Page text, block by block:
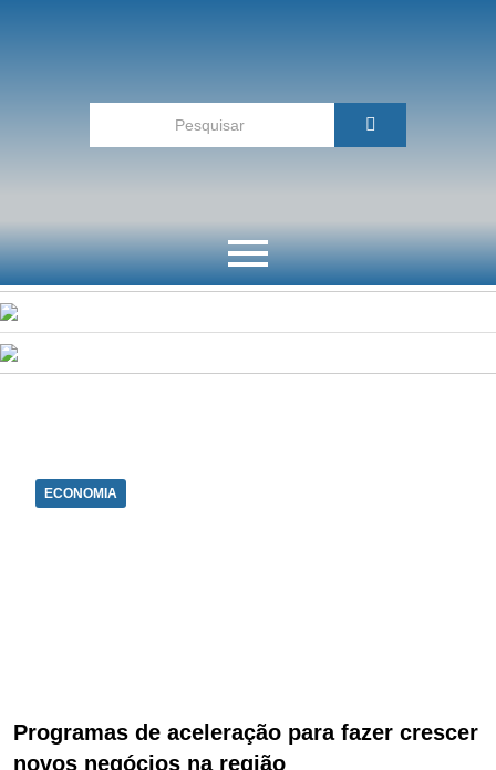
ECONOMIA
Programas de aceleração para fazer crescer
novos negócios na região